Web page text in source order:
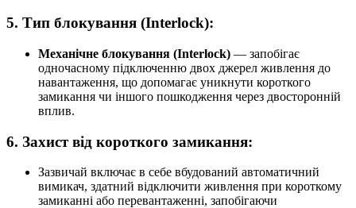
5. Тип блокування (Interlock):
Механічне блокування (Interlock) — запобігає
одночасному підключенню двох джерел живлення до
навантаження, що допомагає уникнути короткого
замикання чи іншого пошкодження через двосторонній
вплив.
6. Захист від короткого замикання:
Зазвичай включає в себе вбудований автоматичний
вимикач, здатний відключити живлення при короткому
замиканні або перевантаженні, запобігаючи